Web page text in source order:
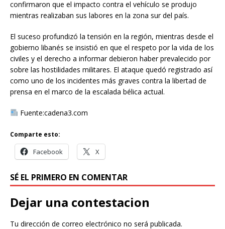
confirmaron que el impacto contra el vehículo se produjo
mientras realizaban sus labores en la zona sur del país.
El suceso profundizó la tensión en la región, mientras desde el
gobierno libanés se insistió en que el respeto por la vida de los
civiles y el derecho a informar debieron haber prevalecido por
sobre las hostilidades militares. El ataque quedó registrado así
como uno de los incidentes más graves contra la libertad de
prensa en el marco de la escalada bélica actual.
Fuente:cadena3.com
Comparte esto:
Facebook X
SÉ EL PRIMERO EN COMENTAR
Dejar una contestacion
Tu dirección de correo electrónico no será publicada.